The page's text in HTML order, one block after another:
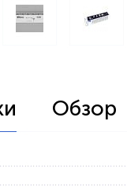
Обзор